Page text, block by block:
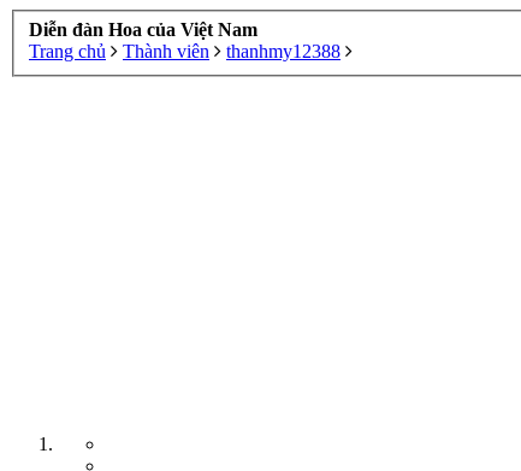
Diễn đàn Hoa của Việt Nam
Trang chủ
Thành viên thanhmy12388